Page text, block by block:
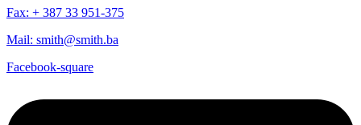
Fax: + 387 33 951-375
Mail: smith@smith.ba
Facebook-square